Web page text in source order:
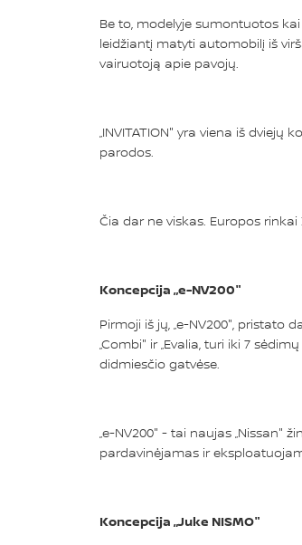
Be to, modelyje sumontuotos
leidžiantį matyti automobilį iš
vairuotoją apie pavojų.
„INVITATION" yra viena iš
parodos.
Čia dar ne viskas. Europos
Koncepcija „e-NV200"
Pirmoji iš jų, „e-NV200", pristato
„Combi" ir „Evalia, turi iki 7
didmiesčio gatvėse.
„e-NV200" - tai naujas „Nissan"
pardavinėjamas ir
Koncepcija „Juke NISMO"